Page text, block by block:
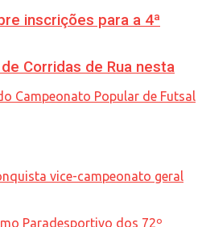
inscrições para a 4ª
Corridas de Rua nesta